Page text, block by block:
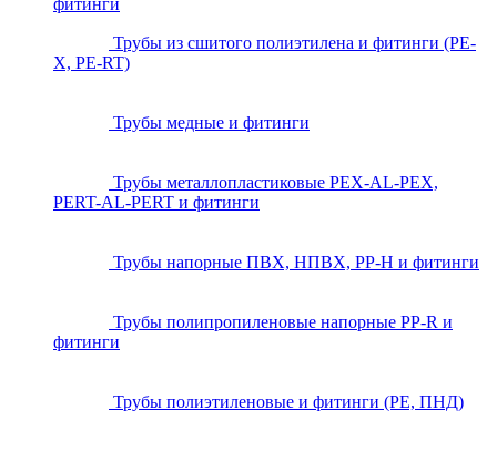
фитинги
Трубы из сшитого полиэтилена и фитинги (PE-
X, PE-RT)
Трубы медные и фитинги
Трубы металлопластиковые PEX-AL-PEX,
PERT-AL-PERT и фитинги
Трубы напорные ПВХ, НПВХ, PP-H и фитинги
Трубы полипропиленовые напорные PP-R и
фитинги
Трубы полиэтиленовые и фитинги (PE, ПНД)